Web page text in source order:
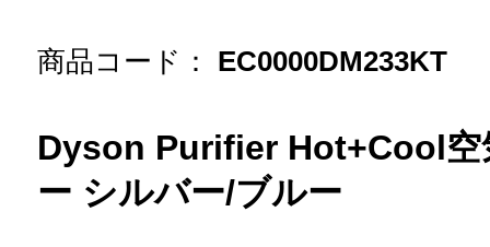
商品コード： EC0000DM233KT
Dyson Purifier Hot+Cool空
ー シルバー/ブルー